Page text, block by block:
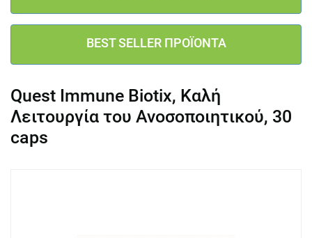
BEST SELLER ΠΡΟΪΟΝΤΑ
Quest Immune Biotix, Καλή
Λειτουργία του Ανοσοποιητικού, 30
caps